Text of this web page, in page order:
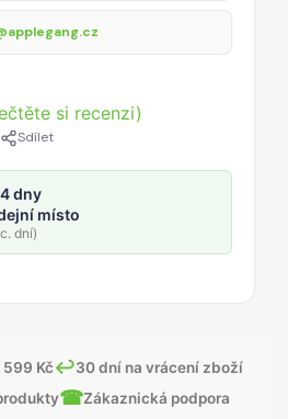
si recenzi)
Sdílet
dny
místo
dní)
Kč↩30 dní na vrácení zboží
☎Zákaznická podpora